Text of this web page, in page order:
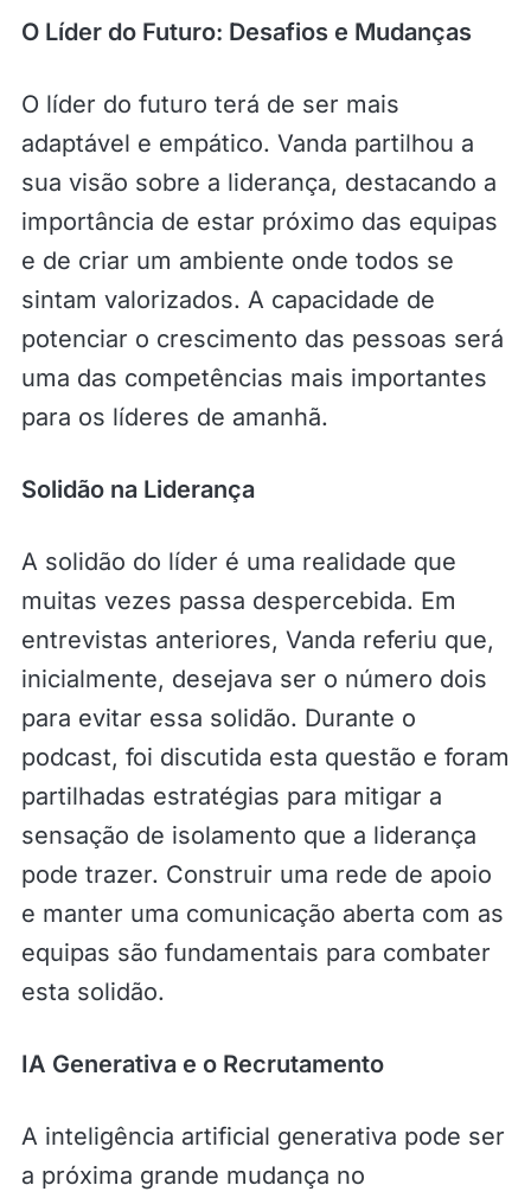
O Líder do Futuro: Desafios e Mudanças
O líder do futuro terá de ser mais
adaptável e empático. Vanda partilhou a
sua visão sobre a liderança, destacando a
importância de estar próximo das equipas
e de criar um ambiente onde todos se
sintam valorizados. A capacidade de
potenciar o crescimento das pessoas será
uma das competências mais importantes
para os líderes de amanhã.
Solidão na Liderança
A solidão do líder é uma realidade que
muitas vezes passa despercebida. Em
entrevistas anteriores, Vanda referiu que,
inicialmente, desejava ser o número dois
para evitar essa solidão. Durante o
podcast, foi discutida esta questão e foram
partilhadas estratégias para mitigar a
sensação de isolamento que a liderança
pode trazer. Construir uma rede de apoio
e manter uma comunicação aberta com as
equipas são fundamentais para combater
esta solidão.
IA Generativa e o Recrutamento
A inteligência artificial generativa pode ser
a próxima grande mudança no